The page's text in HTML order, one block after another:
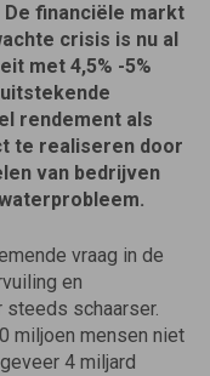
financiële markt
crisis is nu al
met 4,5% -5%
rendement als
te realiseren door
van bedrijven
vraag in de
en
steeds schaarser.
miljoen mensen niet
4 miljard